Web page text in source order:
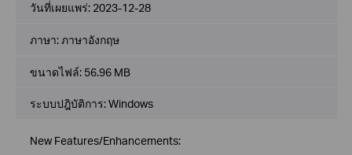
วันที่เผยแพร่: 2023-12-28
ภาษา:ภาษาอังกฤษ
ขนาดไฟล์: 56.96 MB
ระบบปฎิบัติการ: Windows
New Features/Enhancements: